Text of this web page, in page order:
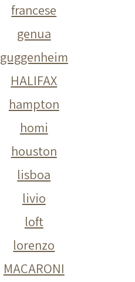
francese
genua
guggenheim
HALIFAX
hampton
homi
houston
lisboa
livio
loft
lorenzo
MACARONI